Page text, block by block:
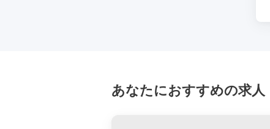
あなたにおすすめの求人